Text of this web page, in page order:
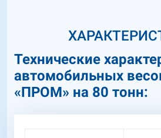
Технические
автомобильных
«ПРОМ» на 80 тонн: